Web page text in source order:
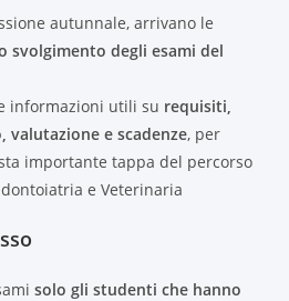
autunnale, arrivano le
svolgimento degli esami del
informazioni utili su requisiti,
valutazione e scadenze, per
importante tappa del percorso
e Veterinaria
solo gli studenti che hanno